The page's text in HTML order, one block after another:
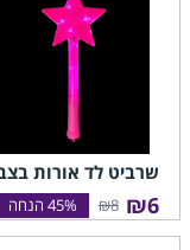
שרביט לד אורות
₪6
₪8